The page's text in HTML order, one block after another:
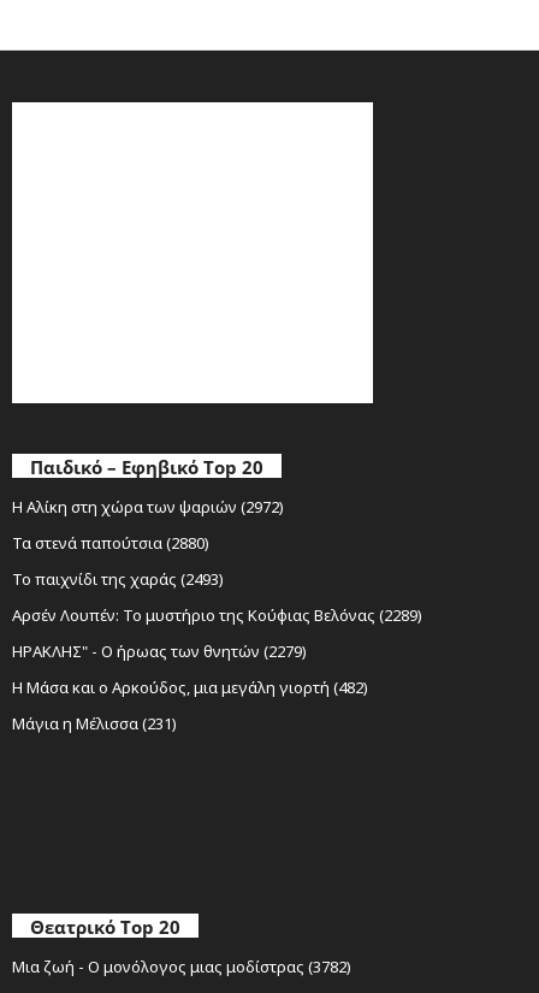
Παιδικό – Εφηβικό Top 20
Η Αλίκη στη χώρα των ψαριών (2972)
Τα στενά παπούτσια (2880)
Το παιχνίδι της χαράς (2493)
Αρσέν Λουπέν: Το μυστήριο της Κούφιας Βελόνας (2289)
ΗΡΑΚΛΗΣ" - Ο ήρωας των θνητών (2279)
Η Μάσα και ο Αρκούδος, μια μεγάλη γιορτή (482)
Μάγια η Μέλισσα (231)
Θεατρικό Top 20
Μια ζωή - Ο μονόλογος μιας μοδίστρας (3782)